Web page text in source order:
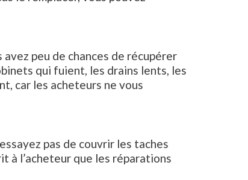
peu de chances de récupérer
qui fuient, les drains lents, les
car les acheteurs ne vous
pas de couvrir les taches
à l’acheteur que les réparations